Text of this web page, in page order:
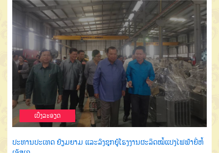
ເບີ່ງລະອຽດ
ປະທານປະເທດ ຢ້ຽມຍາມ ແລະລົງຊຸກຍູ້ໂຮງງານຜະລິດໝໍ້ແປງໄຟຟ້າຍີ່ຫໍ້